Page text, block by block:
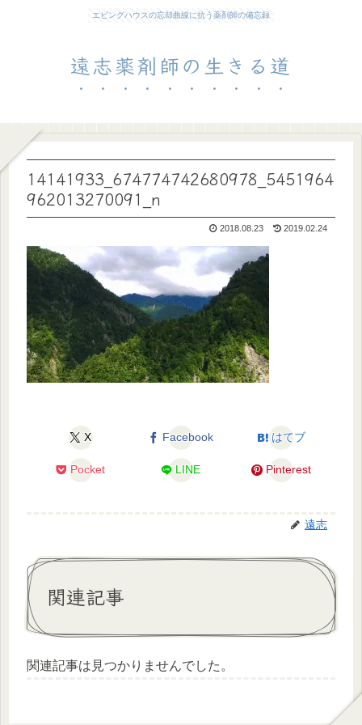
エビングハウスの忘却曲線に抗う薬剤師の備忘録
遠志薬剤師の生きる道
14141933_674774742680978_5451964
962013270091_n
2018.08.23 2019.02.24
X Facebook はてブ
Pocket LINE Pinterest
遠志
関連記事
関連記事は見つかりませんでした。